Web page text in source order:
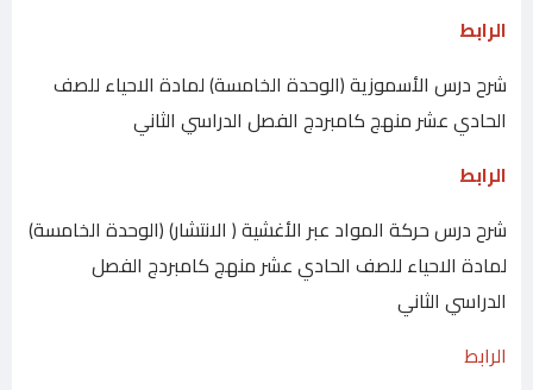
الرابط
شرح درس الأسموزية (الوحدة الخامسة) لمادة الاحياء للصف
الحادي عشر منهج كامبردج الفصل الدراسي الثاني
الرابط
شرح درس حركة المواد عبر الأغشية ( الانتشار) (الوحدة الخامسة)
لمادة الاحياء للصف الحادي عشر منهج كامبردج الفصل
الدراسي الثاني
الرابط